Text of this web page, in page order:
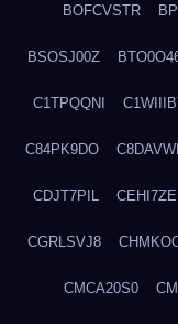
BOFCVSTR
BSOSJ00Z
C1TPQQNI
C84PK9DO
CDJT7PIL
CGRLSVJ8
CMCA20S0